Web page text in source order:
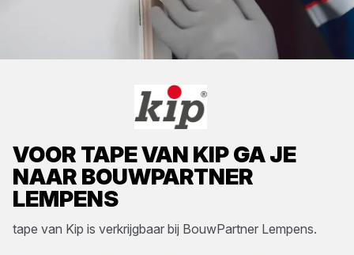
VOOR TAPEVAN KIPGA JE
NAAR BOUWPARTNER
LEMPENS
tape van Kip is verkrijgbaar bij BouwPartner Lempens.